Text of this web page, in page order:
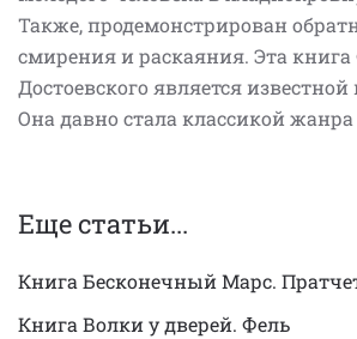
Также, продемонстрирован
смирения и раскаяния. Эта книга
Достоевского является
Она давно стала классикой жанра
Еще статьи...
Книга Бесконечный Марс.
Книга Волки у дверей. Фель